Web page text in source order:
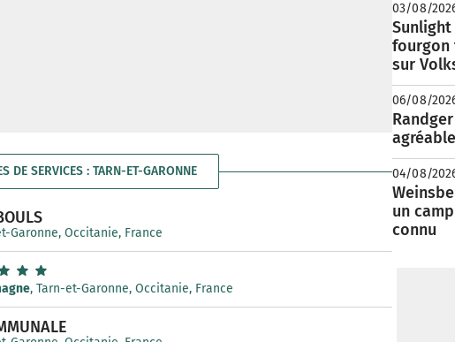
DE SERVICES : TARN-ET-GARONNE
Garonne, Occitanie, France
, Tarn-et-Garonne, Occitanie, France
03/08/
Sunlight
fourgon
sur
06/08/
04/08/
un
connu